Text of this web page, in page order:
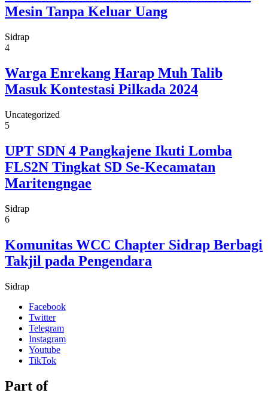
Mesin Tanpa Keluar Uang
Sidrap
4
Warga Enrekang Harap Muh Talib
Masuk Kontestasi Pilkada 2024
Uncategorized
5
UPT SDN 4 Pangkajene Ikuti Lomba
FLS2N Tingkat SD Se-Kecamatan
Maritengngae
Sidrap
6
Komunitas WCC Chapter Sidrap Berbagi
Takjil pada Pengendara
Sidrap
Facebook
Twitter
Telegram
Instagram
Youtube
TikTok
Part of